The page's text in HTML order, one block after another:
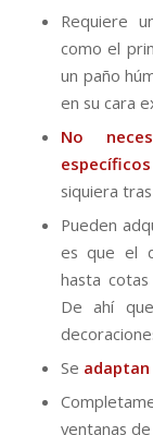
Requiere
como el
un paño
en su cara
No
específicos
siquiera
Pueden
es que el
hasta
De ahí
Se
ventanas